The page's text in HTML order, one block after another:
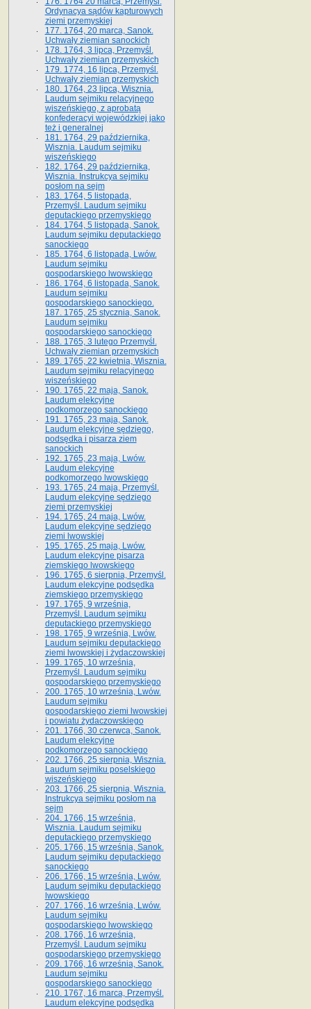
Ordynacya sądów kapturowych
ziemi przemyskiej
177. 1764, 20 marca, Sanok.
Uchwały ziemian sanockich
178. 1764, 3 lipca, Przemyśl.
Uchwały ziemian przemyskich
179. 1774, 16 lipca, Przemyśl.
Uchwały ziemian przemyskich
180. 1764, 23 lipca, Wisznia.
Laudum sejmiku relacyjnego
wiszeńskiego, z aprobatą
konfederacyi wojewódzkiej jako
też i generalnej
181. 1764, 29 października,
Wisznia. Laudum sejmiku
wiszeńskiego
182. 1764, 29 października,
Wisznia. Instrukcya sejmiku
posłom na sejm
183. 1764, 5 listopada,
Przemyśl. Laudum sejmiku
deputackiego przemyskiego
184. 1764, 5 listopada, Sanok.
Laudum sejmiku deputackiego
sanockiego
185. 1764, 6 listopada, Lwów.
Laudum sejmiku
gospodarskiego lwowskiego
186. 1764, 6 listopada, Sanok.
Laudum sejmiku
gospodarskiego sanockiego.
187. 1765, 25 stycznia, Sanok.
Laudum sejmiku
gospodarskiego sanockiego
188. 1765, 3 lutego Przemyśl.
Uchwały ziemian przemyskich
189. 1765, 22 kwietnia, Wisznia.
Laudum sejmiku relacyjnego
wiszeńskiego
190. 1765, 22 maja, Sanok.
Laudum elekcyjne
podkomorzego sanockiego
191. 1765, 23 maja, Sanok.
Laudum elekcyjne sędziego,
podsędka i pisarza ziem
sanockich
192. 1765, 23 maja, Lwów.
Laudum elekcyjne
podkomorzego lwowskiego
193. 1765, 24 maja, Przemyśl.
Laudum elekcyjne sędziego
ziemi przemyskiej
194. 1765, 24 maja, Lwów.
Laudum elekcyjne sędziego
ziemi lwowskiej
195. 1765, 25 maja, Lwów.
Laudum elekcyjne pisarza
ziemskiego lwowskiego
196. 1765, 6 sierpnia, Przemyśl.
Laudum elekcyjne podsędka
ziemskiego przemyskiego
197. 1765, 9 września,
Przemyśl. Laudum sejmiku
deputackiego przemyskiego
198. 1765, 9 września, Lwów.
Laudum sejmiku deputackiego
ziemi lwowskiej i żydaczowskiej
199. 1765, 10 września,
Przemyśl. Laudum sejmiku
gospodarskiego przemyskiego
200. 1765, 10 września, Lwów.
Laudum sejmiku
gospodarskiego ziemi lwowskiej
i powiatu żydaczowskiego
201. 1766, 30 czerwca, Sanok.
Laudum elekcyjne
podkomorzego sanockiego
202. 1766, 25 sierpnia, Wisznia.
Laudum sejmiku poselskiego
wiszeńskiego
203. 1766, 25 sierpnia, Wisznia.
Instrukcya sejmiku posłom na
sejm
204. 1766, 15 września,
Wisznia. Laudum sejmiku
deputackiego przemyskiego
205. 1766, 15 września, Sanok.
Laudum sejmiku deputackiego
sanockiego
206. 1766, 15 września, Lwów.
Laudum sejmiku deputackiego
lwowskiego
207. 1766, 16 września, Lwów.
Laudum sejmiku
gospodarskiego lwowskiego
208. 1766, 16 września,
Przemyśl. Laudum sejmiku
gospodarskiego przemyskiego
209. 1766, 16 września, Sanok.
Laudum sejmiku
gospodarskiego sanockiego
210. 1767, 16 marca, Przemyśl.
Laudum elekcyjne podsędka